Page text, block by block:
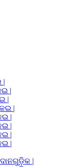
|
|
|
|
|
|
|
|
|